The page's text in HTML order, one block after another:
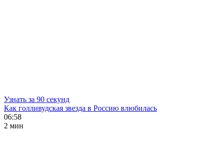
Узнать за 90 секунд
Как голливудская звезда в Россию влюбилась
06:58
2 мин